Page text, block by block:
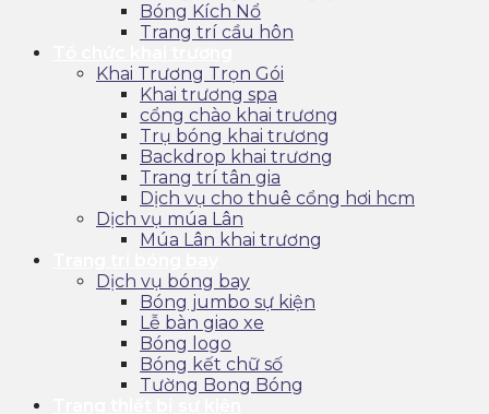
Bóng Kích Nổ
Trang trí cầu hôn
Khai Trương Trọn Gói
Khai trương spa
cổng chào khai trương
Trụ bóng khai trương
Backdrop khai trương
Trang trí tân gia
Dịch vụ cho thuê cổng hơi hcm
Dịch vụ múa Lân
Múa Lân khai trương
Dịch vụ bóng bay
Bóng jumbo sự kiện
Lễ bàn giao xe
Bóng logo
Bóng kết chữ số
Tường Bong Bóng